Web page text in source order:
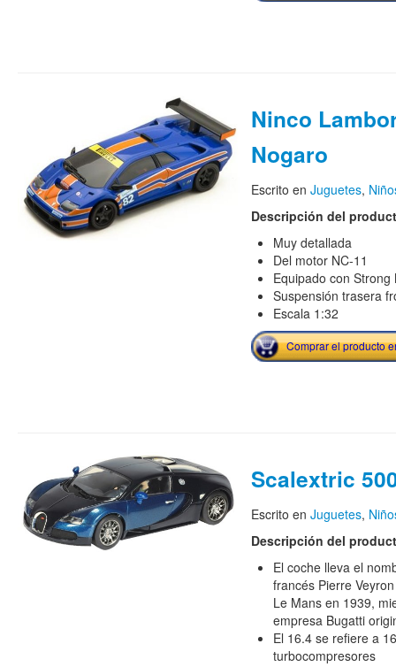
Ninco
Nogaro
Escrito en Juguetes,
Descripción del
Muy detallada
Del motor NC-11
Equipado con
Suspensión trasera
Escala 1:32
Comprar el producto
Scalextric
Escrito en Juguetes,
Descripción del
El coche lleva el
francés Pierre
Le Mans en 1939,
empresa Bugatti
El 16.4 se refiere a
turbocompresores